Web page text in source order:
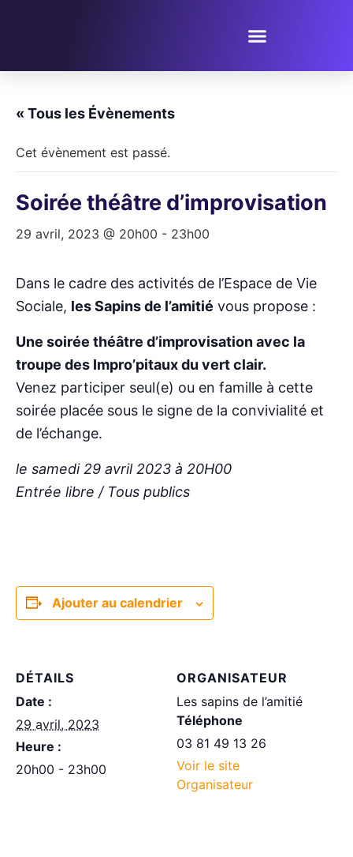
« Tous les Évènements
Cet évènement est passé.
Soirée théâtre d’improvisation
29 avril, 2023 @ 20h00 - 23h00
Dans le cadre des activités de l’Espace de Vie
Sociale, les Sapins de l’amitié vous propose :
Une soirée théâtre d’improvisation avec la
troupe des Impro’pitaux du vert clair.
Venez participer seul(e) ou en famille à cette
soirée placée sous le signe de la convivialité et
de l’échange.
le samedi 29 avril 2023 à 20H00
Entrée libre / Tous publics
Ajouter au calendrier
DÉTAILS
Date :
29 avril, 2023
Heure :
20h00 - 23h00
ORGANISATEUR
Les sapins de l’amitié
Téléphone
03 81 49 13 26
Voir le site
Organisateur